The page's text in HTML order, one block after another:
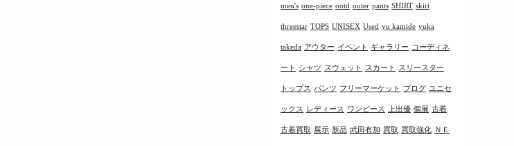
men's one-piece ootd outer pants SHIRT skirt
threestar TOPS UNISEX Used yu kamide yuka
takeda アウター イベント ギャラリー コーディネ
ート シャツ スウェット スカート スリースター
トップス パンツ フリーマーケット ブログ ユニセ
ックス レディース ワンピース 上出優 個展 古着
古着買取 展示 新品 武田有加 買取 買取強化 ＮＥ